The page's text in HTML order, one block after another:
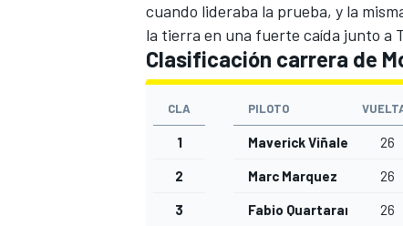
cuando lideraba la prueba, y la
la tierra en una fuerte caída junto a
Clasificación carrera de
CLA PILOTO
1 Maverick Viñales 26
2 Marc Marquez 26
3 Fabio Quartararo 26